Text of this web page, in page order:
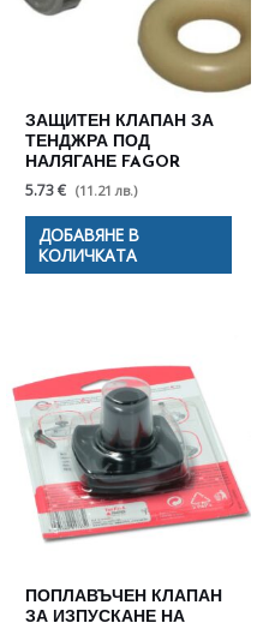
ЗАЩИТЕН КЛАПАН ЗА
ТЕНДЖРА ПОД
НАЛЯГАНЕ FAGOR
5.73 € (11.21 лв.)
ДОБАВЯНЕ В
КОЛИЧКАТА
ПОПЛАВЪЧЕН КЛАПАН
ЗА ИЗПУСКАНЕ НА